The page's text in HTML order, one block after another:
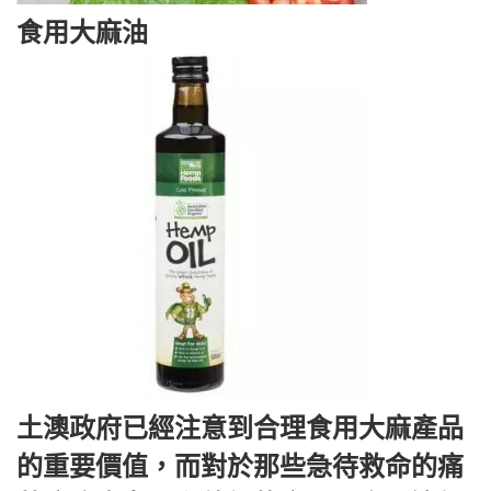
食用大麻油
土澳政府已經注意到合理食用大麻產品
的重要價值，而對於那些急待救命的痛